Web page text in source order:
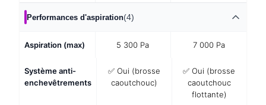
Performances d'aspiration(4)
Aspiration (max) 5 300 Pa 7 000 Pa
Système anti-
enchevêtrements
✅ Oui (brosse
caoutchouc)
✅ Oui (brosse
caoutchouc
flottante)